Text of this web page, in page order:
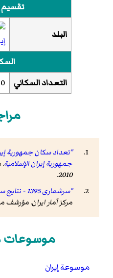
تقسيم
البلد
التعداد السكاني
0 نسمة
"تعداد سكان جمهورية إيران
جمهورية إيران الإسلامية.
2010.
"سرشماری 1395 - نتایج سرشماری 95"
مرکز آمار ایران. مؤرشف
موسوعات
موسوعة إيران